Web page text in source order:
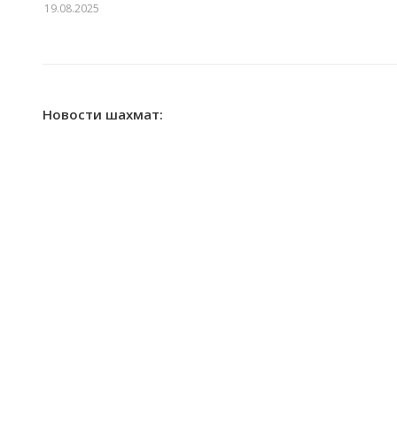
19.08.2025
Новости шахмат: